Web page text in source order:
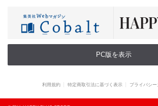
PC版を表示
利用規約 特定商取引法に基づく表示 プライバシ